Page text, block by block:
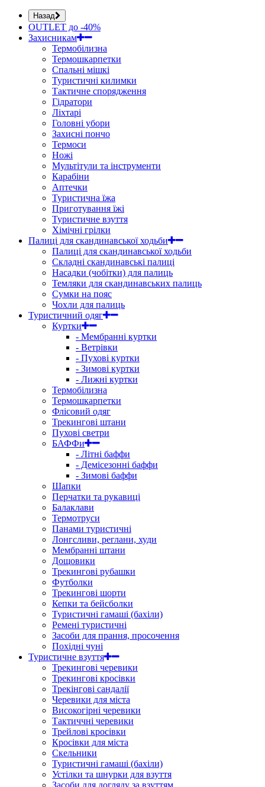
Назад
OUTLET до -40%
Захисникам
Термобілизна
Термошкарпетки
Спальні мішкі
Туристичні килимки
Тактичне спорядження
Гідратори
Ліхтарі
Головні убори
Захисні пончо
Термоси
Ножі
Мультітули та інструменти
Карабіни
Аптечки
Туристична їжа
Приготування їжі
Туристичне взуття
Хімічні грілки
Палиці для скандинавської ходьби
Палиці для скандинавської ходьби
Складні скандинавські палиці
Насадки (чобітки) для палиць
Темляки для скандинавських палиць
Сумки на пояс
Чохли для палиць
Туристичний одяг
Куртки
- Мембранні куртки
- Ветрівки
- Пухові куртки
- Зимові куртки
- Лижні куртки
Термобілизна
Термошкарпетки
Флісовий одяг
Трекингові штани
Пухові светри
БАФФи
- Літні баффи
- Демісезонні баффи
- Зимові баффи
Шапки
Перчатки та рукавиці
Балаклави
Термотруси
Панами туристичні
Лонгсливи, реглани, худи
Мембранні штани
Дощовики
Трекингові рубашки
Футболки
Трекингові шорти
Кепки та бейсболки
Туристичні гамаші (бахіли)
Ремені туристичні
Засоби для прання, просочення
Похідні чуні
Туристичне взуття
Трекингові черевики
Трекингові кросівки
Трекінгові сандалії
Черевики для міста
Високогірні черевики
Тактиччні черевики
Трейлові кросівки
Кросівки для міста
Скельники
Туристичні гамаші (бахіли)
Устілки та шнурки для взуття
Засоби для догляду за взуттям